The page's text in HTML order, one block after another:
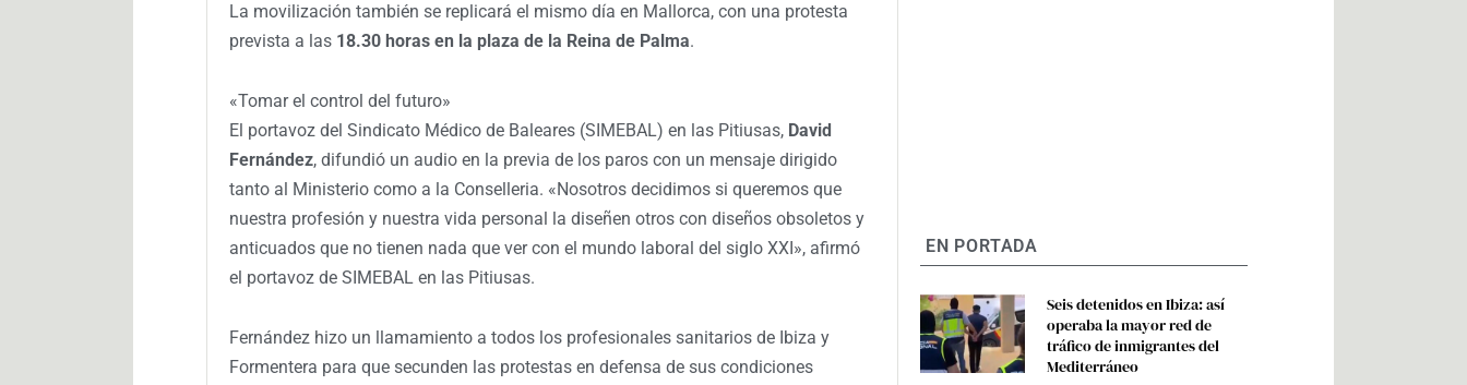
La movilización también se replicará el mismo día en Mallorca, con una protesta
prevista a las 18.30 horas en la plaza de la Reina de Palma.
«Tomar el control del futuro»
El portavoz del Sindicato Médico de Baleares (SIMEBAL) en las Pitiusas, David
Fernández, difundió un audio en la previa de los paros con un mensaje dirigido
tanto al Ministerio como a la Conselleria. «Nosotros decidimos si queremos que
nuestra profesión y nuestra vida personal la diseñen otros con diseños obsoletos y
anticuados que no tienen nada que ver con el mundo laboral del siglo XXI», afirmó
el portavoz de SIMEBAL en las Pitiusas.
Fernández hizo un llamamiento a todos los profesionales sanitarios de Ibiza y
Formentera para que secunden las protestas en defensa de sus condiciones
EN PORTADA
Seis detenidos en Ibiza: así
operaba la mayor red de
tráfico de inmigrantes del
Mediterráneo